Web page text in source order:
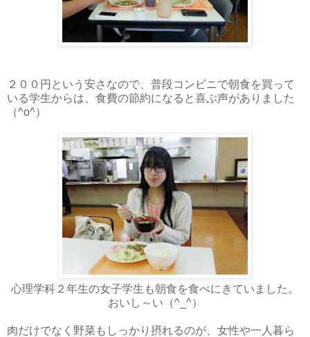
２００円という安さなので、普段コンビニで朝食を買って
いる学生からは、食費の節約になると喜ぶ声がありました
（^o^）
心理学科２年生の女子学生も朝食を食べにきていました。
おいし～い（^_^）
肉だけでなく野菜もしっかり摂れるのが、女性や一人暮ら